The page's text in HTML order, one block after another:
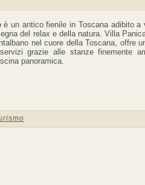
è un antico fienile in Toscana adibito a
del relax e della natura. Villa
nel cuore della Toscana, offre
grazie alle stanze finemente
panoramica.